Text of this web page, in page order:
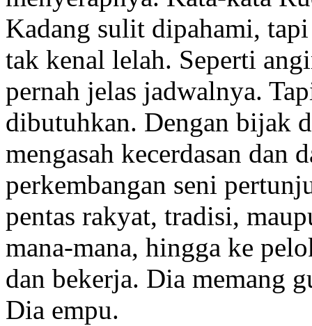
Kadang sulit dipahami,
tak kenal lelah. Seperti
pernah jelas jadwalnya.
dibutuhkan. Dengan bijak
mengasah kecerdasan
perkembangan seni
pentas rakyat, tradisi,
mana-mana, hingga ke
dan bekerja. Dia memang
Dia empu.